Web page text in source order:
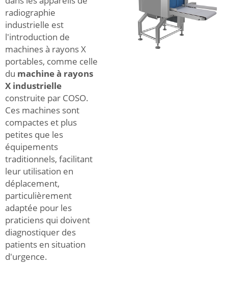
radiographie
industrielle est
l'introduction de
machines à rayons X
portables, comme celle
du machine à rayons
X industrielle
construite par COSO.
Ces machines sont
compactes et plus
petites que les
équipements
traditionnels, facilitant
leur utilisation en
déplacement,
particulièrement
adaptée pour les
praticiens qui doivent
diagnostiquer des
patients en situation
d'urgence.